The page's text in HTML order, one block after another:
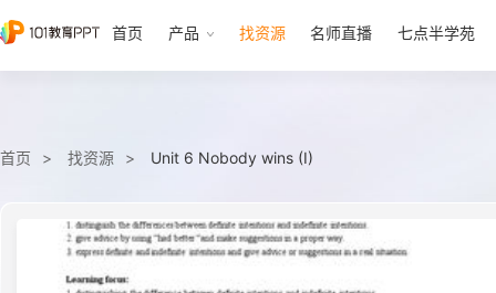
首页 产品 找资源 名师直播 七点半学苑
首页 找资源 Unit 6 Nobody wins (I)